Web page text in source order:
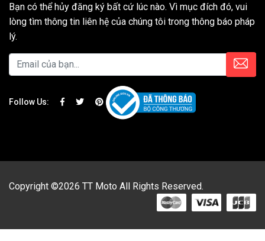
Bạn có thể hủy đăng ký bất cứ lúc nào. Vì mục đích đó, vui
lòng tìm thông tin liên hệ của chúng tôi trong thông báo pháp
lý.
Follow Us:
Copyright ©2026 TT Moto All Rights Reserved.